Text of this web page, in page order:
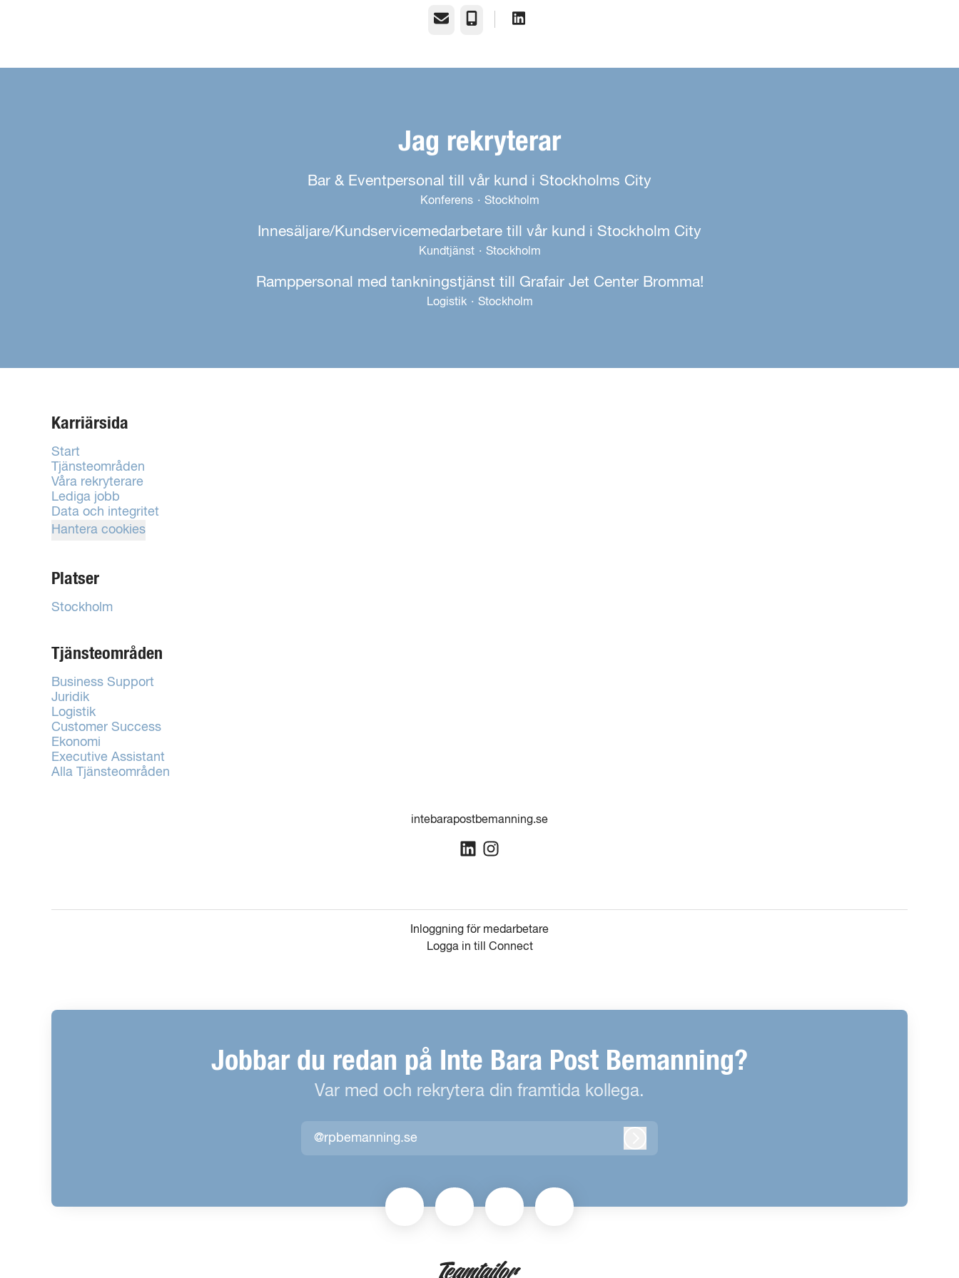
E-post
Jag rekryterar
Bar & Eventpersonal till vår kund i Stockholms City
Konferens · Stockholm
Innesäljare/Kundservicemedarbetare till vår kund i Stockholm City
Kundtjänst · Stockholm
Ramppersonal med tankningstjänst till Grafair Jet Center Bromma!
Logistik · Stockholm
Karriärsida
Start
Tjänsteområden
Våra rekryterare
Lediga jobb
Data och integritet
Hantera cookies
Platser
Stockholm
Tjänsteområden
Business Support
Juridik
Logistik
Customer Success
Ekonomi
Executive Assistant
Alla Tjänsteområden
intebarapostbemanning.se
Inloggning för medarbetare
Logga in till Connect
Jobbar du redan på Inte Bara Post Bemanning?
Var med och rekrytera din framtida kollega.
@rpbemanning.se